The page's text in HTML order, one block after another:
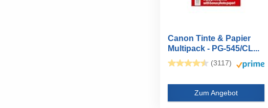
Canon Tinte & Papier
Multipack - PG-545/CL...
(3117)
Zum Angebot